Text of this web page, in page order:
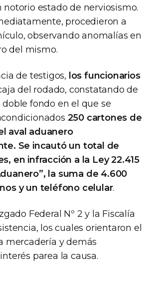
notorio estado de nerviosismo.
procedieron a
observando anomalías en
del mismo.
de testigos, los funcionarios
del rodado, constatando de
fondo en el que se
250 cartones de
aval aduanero
Se incautó un total de
en infracción a la Ley 22.415
la suma de 4.600
y un teléfono celular.
Federal Nº 2 y la Fiscalía
los cuales orientaron el
mercadería y demás
parea la causa.